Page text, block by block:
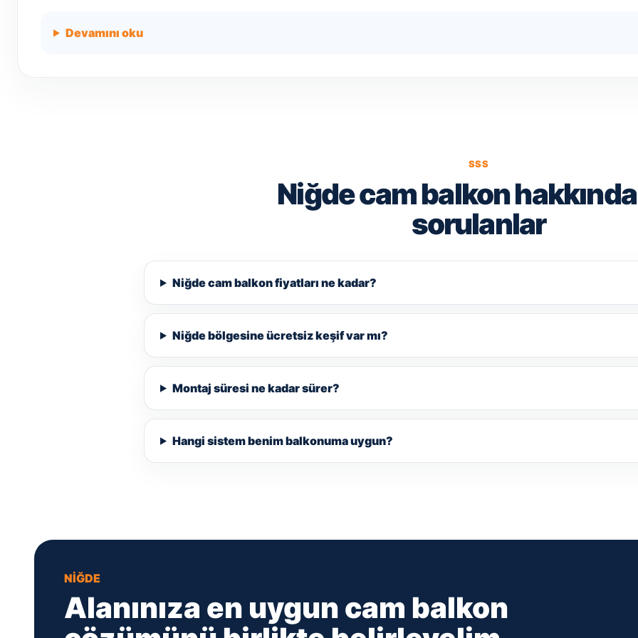
Devamını oku
SSS
Niğde cam balkon hakkında
sorulanlar
Niğde cam balkon fiyatları ne kadar?
Niğde bölgesine ücretsiz keşif var mı?
Montaj süresi ne kadar sürer?
Hangi sistem benim balkonuma uygun?
NIĞDE
Alanınıza en uygun cam balkon